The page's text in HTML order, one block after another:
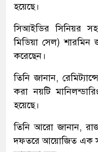
হয়েছে।
সিআইডির সিনিয়র
মিডিয়া সেল) শারমিন
করেছেন।
তিনি জানান,
করা নয়টি
হয়েছে।
তিনি আরো জানান,
দফতরে আয়োজিত এক